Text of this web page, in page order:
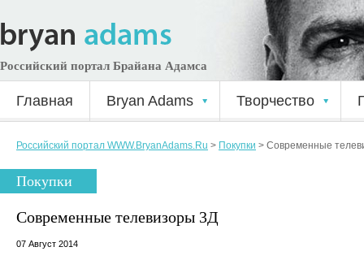
Российский портал Брайана Адамса
Главная Bryan Adams Творчество
Российский портал WWW.BryanAdams.Ru > Покупки > Современные
Покупки
Современные телевизоры 3Д
07 Август 2014